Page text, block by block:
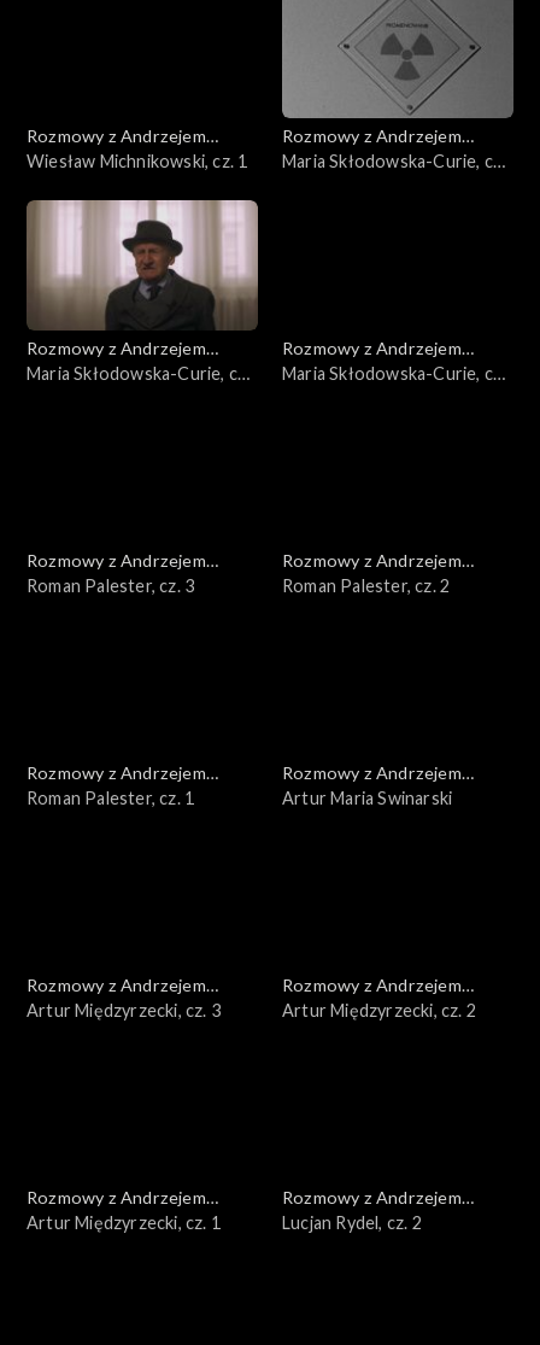
Rozmowy z Andrzejem
Doboszem
Wiesław Michnikowski, cz. 1
Rozmowy z Andrzejem
Doboszem
Maria Skłodowska-Curie, cz.
Rozmowy z Andrzejem
Doboszem
Maria Skłodowska-Curie, cz.
Rozmowy z Andrzejem
Doboszem
Maria Skłodowska-Curie, cz.
Rozmowy z Andrzejem
Doboszem
Roman Palester, cz. 3
Rozmowy z Andrzejem
Doboszem
Roman Palester, cz. 2
Rozmowy z Andrzejem
Doboszem
Roman Palester, cz. 1
Rozmowy z Andrzejem
Doboszem
Artur Maria Swinarski
Rozmowy z Andrzejem
Doboszem
Artur Międzyrzecki, cz. 3
Rozmowy z Andrzejem
Doboszem
Artur Międzyrzecki, cz. 2
Rozmowy z Andrzejem
Doboszem
Artur Międzyrzecki, cz. 1
Rozmowy z Andrzejem
Doboszem
Lucjan Rydel, cz. 2